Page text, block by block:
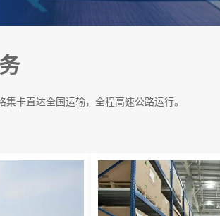
卡直达全国运输，全程高速公路运行。